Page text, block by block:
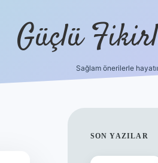
Güçlü
Sağlam önerilerle
SON YAZILAR